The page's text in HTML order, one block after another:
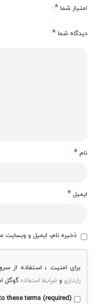
امتیاز شما *
دیدگاه شما *
نام *
ایمیل *
ذخیره نام، ایمیل و وبسایت
برای امنیت ، استفاده از
رازداری و شرایط استفاده گوگل
these terms (required).